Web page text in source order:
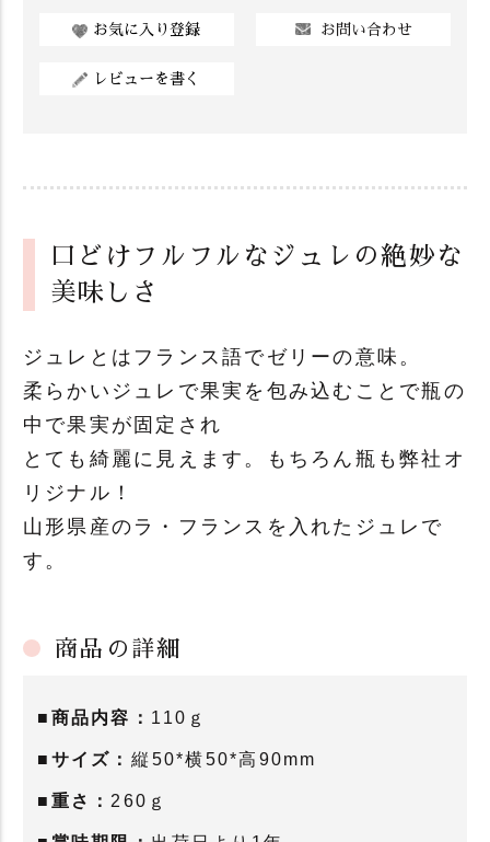
お気に入り登録 お問い合わせ
レビューを書く
口どけフルフルなジュレの絶妙な
美味しさ
ジュレとはフランス語でゼリーの意味。
柔らかいジュレで果実を包み込むことで瓶の
中で果実が固定され
とても綺麗に見えます。もちろん瓶も弊社オ
リジナル！
山形県産のラ・フランスを入れたジュレで
す。
商品の詳細
■商品内容： 110ｇ
■サイズ： 縦50*横50*高90mm
■重さ： 260ｇ